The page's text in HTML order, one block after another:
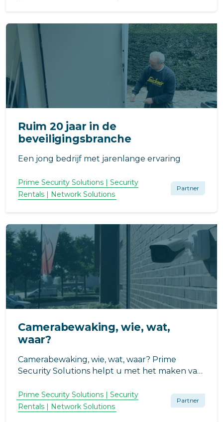
Ruim 20 jaar in de
beveiligingsbranche
Een jong bedrijf met jarenlange ervaring
Prime Security Solutions | Security
Rentals | Network Solutions
Partner
Camerabewaking, wie, wat,
waar?
Camerabewaking, wie, wat, waar? Prime
Security Solutions helpt u met het maken van
van een camerasysteem.
Prime Security Solutions | Security
Rentals | Network Solutions
Partner